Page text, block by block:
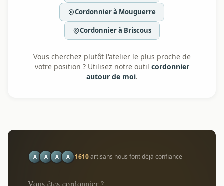
Cordonnier à Mouguerre
Cordonnier à Briscous
Vous cherchez plutôt l'atelier le plus proche de
votre position ? Utilisez notre outil cordonnier
autour de moi.
A A A A 1610artisans nous font déjà confiance
Vous êtes cordonnier ?